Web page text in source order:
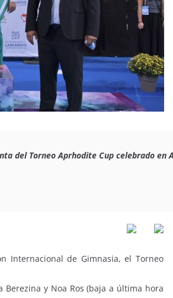
del Torneo Aprhodite Cup celebrado
Internacional de Gimnasia, el Torneo
y Noa Ros (baja a última hora